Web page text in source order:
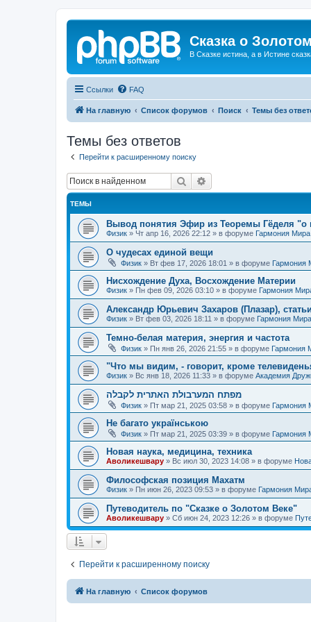
Сказка о
В Сказке истина, а в Истине
Ссылки FAQ
На главную Список форумов Поиск Темы без
Темы без ответов
Перейти к расширенному поиску
Поиск
ТЕМЫ
Вывод понятия Эфир из Теоремы Гёделя "о
Физик » Чт апр 16, 2026 22:12 » в форуме Гармония Мира
О чудесах единой вещи
Физик » Вт фев 17, 2026 18:01 » в форуме Гармония
Нисхождение Духа, Восхождение Материи
Физик » Пн фев 09, 2026 03:10 » в форуме Гармония
Александр Юрьевич Захаров (Плазар), статьи
Физик » Вт фев 03, 2026 18:11 » в форуме Гармония Мира
Темно-белая материя, энергия и частота
Физик » Пн янв 26, 2026 21:55 » в форуме Гармония
"Что мы видим, - говорит, кроме
Физик » Вс янв 18, 2026 11:33 » в форуме Академия
מפתח המערבולת האתרית לקבלה
Физик » Пт мар 21, 2025 03:58 » в форуме Гармония
Не багато українською
Физик » Пт мар 21, 2025 03:39 » в форуме Гармония
Новая наука, медицина, техника
Аволикешвару » Вс июл 30, 2023 14:08 » в форуме
Философская позиция Махатм
Физик » Пн июн 26, 2023 09:53 » в форуме Гармония
Путеводитель по "Сказке о Золотом Веке"
Аволикешвару » Сб июн 24, 2023 12:26 » в форуме
Перейти к расширенному поиску
На главную Список форумов